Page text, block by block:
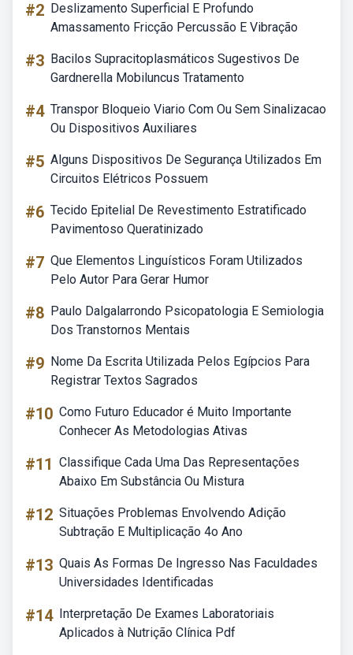
#2 Deslizamento Superficial E Profundo
Amassamento Fricção Percussão E Vibração
#3 Bacilos Supracitoplasmáticos Sugestivos De
Gardnerella Mobiluncus Tratamento
#4 Transpor Bloqueio Viario Com Ou Sem Sinalizacao
Ou Dispositivos Auxiliares
#5 Alguns Dispositivos De Segurança Utilizados Em
Circuitos Elétricos Possuem
#6 Tecido Epitelial De Revestimento Estratificado
Pavimentoso Queratinizado
#7 Que Elementos Linguísticos Foram Utilizados
Pelo Autor Para Gerar Humor
#8 Paulo Dalgalarrondo Psicopatologia E Semiologia
Dos Transtornos Mentais
#9 Nome Da Escrita Utilizada Pelos Egípcios Para
Registrar Textos Sagrados
#10 Como Futuro Educador é Muito Importante
Conhecer As Metodologias Ativas
#11 Classifique Cada Uma Das Representações
Abaixo Em Substância Ou Mistura
#12 Situações Problemas Envolvendo Adição
Subtração E Multiplicação 4o Ano
#13 Quais As Formas De Ingresso Nas Faculdades
Universidades Identificadas
#14 Interpretação De Exames Laboratoriais
Aplicados à Nutrição Clínica Pdf